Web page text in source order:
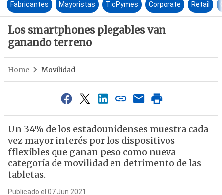
Fabricantes Mayoristas TicPymes Corporate Retail
Los smartphones plegables van
ganando terreno
Home Movilidad
Un 34% de los estadounidenses muestra cada
vez mayor interés por los dispositivos
fflexibles que ganan peso como nueva
categoría de movilidad en detrimento de las
tabletas.
Publicado el 07 Jun 2021